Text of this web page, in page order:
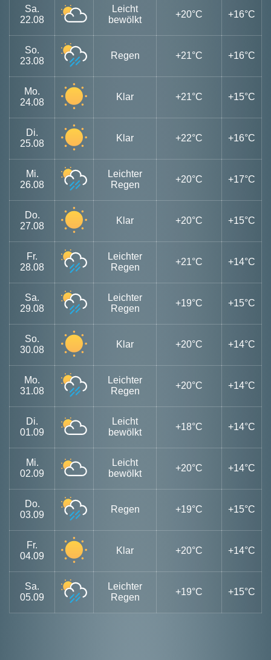
Sa.
22.08
Leicht
bewölkt
+20°C +16°C
So.
23.08
Regen +21°C +16°C
Mo.
24.08
Klar +21°C +15°C
Di.
25.08
Klar +22°C +16°C
Mi.
26.08
Leichter
Regen
+20°C +17°C
Do.
27.08
Klar +20°C +15°C
Fr.
28.08
Leichter
Regen
+21°C +14°C
Sa.
29.08
Leichter
Regen
+19°C +15°C
So.
30.08
Klar +20°C +14°C
Mo.
31.08
Leichter
Regen
+20°C +14°C
Di.
01.09
Leicht
bewölkt
+18°C +14°C
Mi.
02.09
Leicht
bewölkt
+20°C +14°C
Do.
03.09
Regen +19°C +15°C
Fr.
04.09
Klar +20°C +14°C
Sa.
05.09
Leichter
Regen
+19°C +15°C